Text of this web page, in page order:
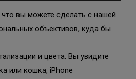
вы можете сделать с нашей
объективов, куда бы
и цвета. Вы увидите
или кошка, iPhone